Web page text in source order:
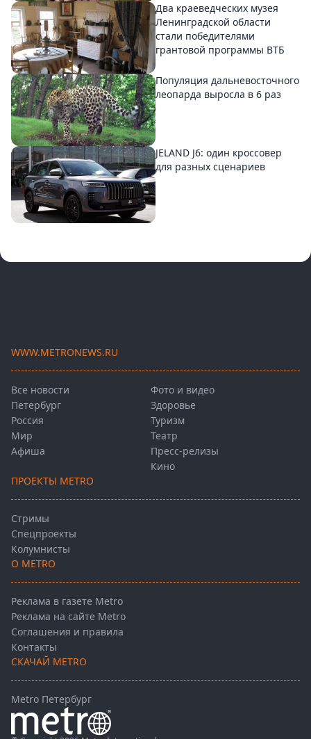
Два краеведческих музея
Ленинградской области
стали победителями
грантовой программы ВТБ
Популяция дальневосточного
леопарда выросла в 6 раз
JELAND J6: один кроссовер
для разных сценариев
WWW.METRONEWS.RU
Все новости
Петербург
Россия
Мир
Афиша
Фото и видео
Здоровье
Туризм
Театр
Пресс-релизы
Кино
ПРОЕКТЫ METRO
Стримы
Спецпроекты
Колумнисты
О METRO
Реклама в газете Metro
Реклама на сайте Metro
Соглашения и правила
Контакты
СКАЧАЙ METRO
Metro Петербург